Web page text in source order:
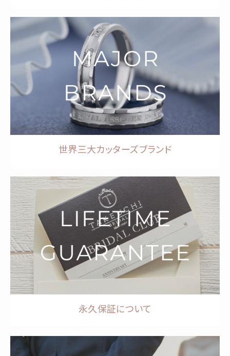
世界三大カッターズブランド
永久保証について